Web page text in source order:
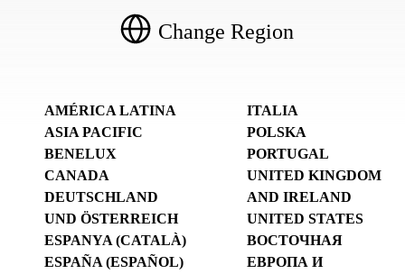
Change Region
AMÉRICA LATINA
ASIA PACIFIC
BENELUX
CANADA
DEUTSCHLAND
UND ÖSTERREICH
ESPANYA (CATALÀ)
ESPAÑA (ESPAÑOL)
ITALIA
POLSKA
PORTUGAL
UNITED KINGDOM
AND IRELAND
UNITED STATES
ВОСТОЧНАЯ
ЕВРОПА И